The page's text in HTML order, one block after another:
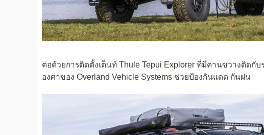
ต่อด้วยการติดตั้งเต็นท์ Thule Tepui Explorer ที่มีคานขวางติดกั
องศาของ Overland Vehicle Systems ช่วยป้องกันแดด กันฝน